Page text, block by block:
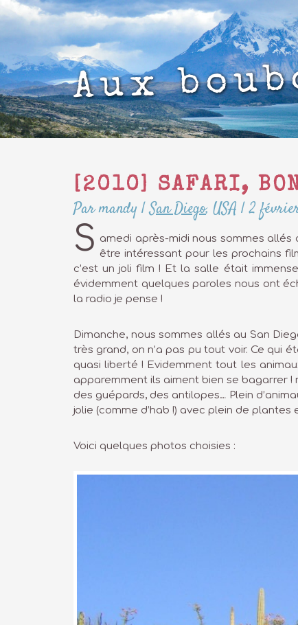
Aux
[2010] SAFARI,
Par mandy|San Diego, USA |2
S amedi après-midi nous sommes allés
être intéressant pour les prochains
c’est un joli film ! Et la salle était
évidemment quelques paroles nous ont
la radio je pense !
Dimanche, nous sommes allés au San
très grand, on n’a pas pu tout voir. Ce qui
quasi liberté ! Evidemment tout les
apparemment ils aiment bien se bagarrer !
des guépards, des antilopes… Plein
jolie (comme d’hab !) avec plein de plantes
Voici quelques photos choisies :